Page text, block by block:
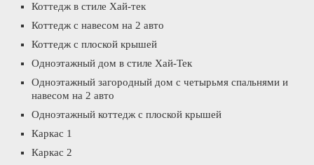
Коттедж в стиле Хай-тек
Коттедж с навесом на 2 авто
Коттедж с плоской крышей
Одноэтажный дом в стиле Хай-Тек
Одноэтажный загородный дом с четырьмя спальнями и
навесом на 2 авто
Одноэтажный коттедж с плоской крышей
Каркас 1
Каркас 2